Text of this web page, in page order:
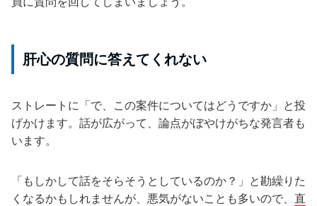
肝心の質問に答えてくれない
ストレートに「で、この案件についてはどうですか」と投
げかけます。話が広がって、論点がぼやけがちな発言者も
います。
「もしかして話をそらそうとしているのか？」と勘繰りた
くなるかもしれませんが、悪気がないことも多いので、 直